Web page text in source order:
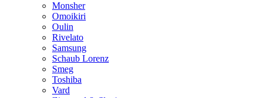
Monsher
Omoikiri
Oulin
Rivelato
Samsung
Schaub Lorenz
Smeg
Toshiba
Vard